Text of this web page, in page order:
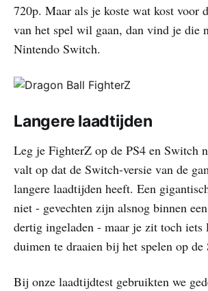
720p. Maar als je koste wat kost voor
van het spel wil gaan, dan vind je die
Nintendo Switch.
Langere laadtijden
Leg je FighterZ op de PS4 en Switch
valt op dat de Switch-versie van de
langere laadtijden heeft. Een
niet - gevechten zijn alsnog binnen
dertig ingeladen - maar je zit toch iets
duimen te draaien bij het spelen op de
Bij onze laadtijdtest gebruikten we